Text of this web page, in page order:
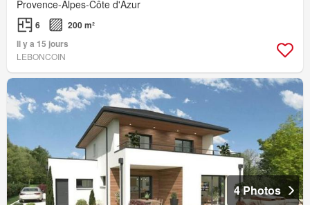
Provence-Alpes-Côte d'Azur
6
200 m²
Il y a 15 jours
LEBONCOIN
4 Photos